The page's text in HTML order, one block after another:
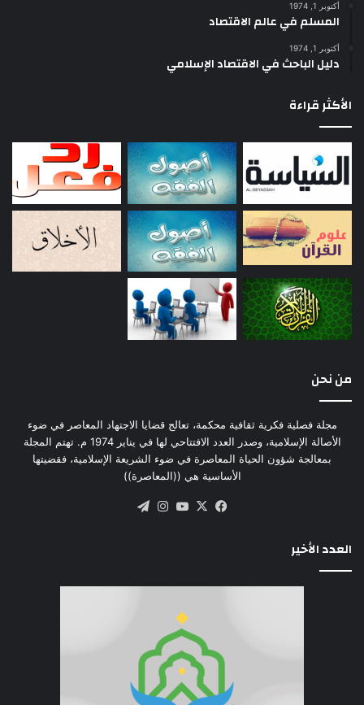
أكتوبر 1, 1974
المسلم في عالم الاقتصاد
أكتوبر 1, 1974
دليل الباحث في الاقتصاد الإسلامي
الأكثر قراءة
من نحن
مجلة فصلية فكرية ثقافية محكمة، تعالج قضايا الاجتهاد المعاصر في ضوء
الأصالة الإسلامية، وصدر العدد الافتتاحي لها في يناير 1974 م. تهتم المجلة
بمعالجة شؤون الحياة المعاصرة في ضوء الشريعة الإسلامية، فقضيتها
الأساسية هي ((المعاصرة))
فيسبوك
‫X
‫YouTube
انستقرام
العدد الأخير